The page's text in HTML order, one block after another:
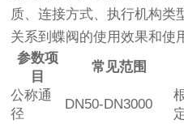
质、连接方式、执行机构类
关系到蝶阀的使用效果和使
参数项
目
常见范围
公称通
径
DN50-DN3000